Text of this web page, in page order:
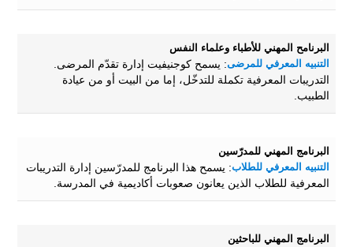
البرنامح المهني للأطباء وعلماء النفس
التنبيه المعرفي للمرضى: يسمح كوجنيفيت إدارة تقدّم المرضى.
التدريبات المعرفية تكملة للتدخّل، إما من البيت أو من عيادة
الطبيب.
البرنامج المهني للمدرّسين
التنبيه المعرفي للطلاب: يسمح هذا البرنامج للمدرّسين إدارة التدريبات
المعرفية للطلاب الذين يعانون صعوبات أكاديمية في المدرسة.
البرنامج المهني للباحثين